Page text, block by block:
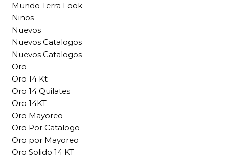
Mundo Terra Look
Ninos
Nuevos
Nuevos Catalogos
Nuevos Catalogos
Oro
Oro 14 Kt
Oro 14 Quilates
Oro 14KT
Oro Mayoreo
Oro Por Catalogo
Oro por Mayoreo
Oro Solido 14 KT